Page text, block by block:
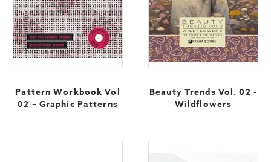
Pattern Workbook Vol
02 – Graphic Patterns
Beauty Trends Vol. 02 -
Wildflowers